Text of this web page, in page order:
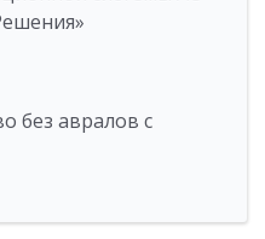
без авралов с